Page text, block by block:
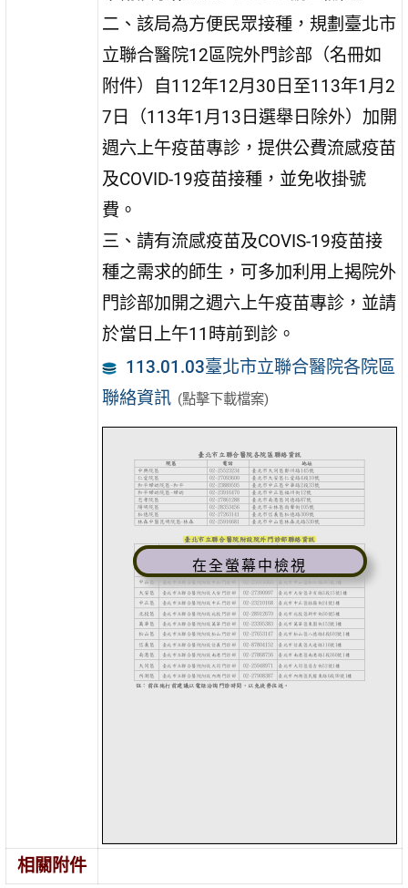
二、該局為方便民眾接種，規劃臺北市
立聯合醫院12區院外門診部（名冊如
附件）自112年12月30日至113年1月2
7日（113年1月13日選舉日除外）加開
週六上午疫苗專診，提供公費流感疫苗
及COVID-19疫苗接種，並免收掛號
費。
三、請有流感疫苗及COVIS-19疫苗接
種之需求的師生，可多加利用上揭院外
門診部加開之週六上午疫苗專診，並請
於當日上午11時前到診。
113.01.03臺北市立聯合醫院各院區
聯絡資訊 (點擊下載檔案)
在全螢幕中檢視
相關附件